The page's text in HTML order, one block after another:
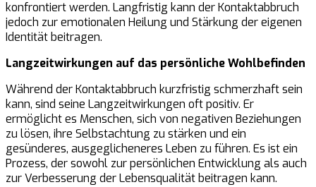
konfrontiert werden. Langfristig kann der Kontaktabbruch
jedoch zur emotionalen Heilung und Stärkung der eigenen
Identität beitragen.
Langzeitwirkungen auf das persönliche Wohlbefinden
Während der Kontaktabbruch kurzfristig schmerzhaft sein
kann, sind seine Langzeitwirkungen oft positiv. Er
ermöglicht es Menschen, sich von negativen Beziehungen
zu lösen, ihre Selbstachtung zu stärken und ein
gesünderes, ausgeglicheneres Leben zu führen. Es ist ein
Prozess, der sowohl zur persönlichen Entwicklung als auch
zur Verbesserung der Lebensqualität beitragen kann.